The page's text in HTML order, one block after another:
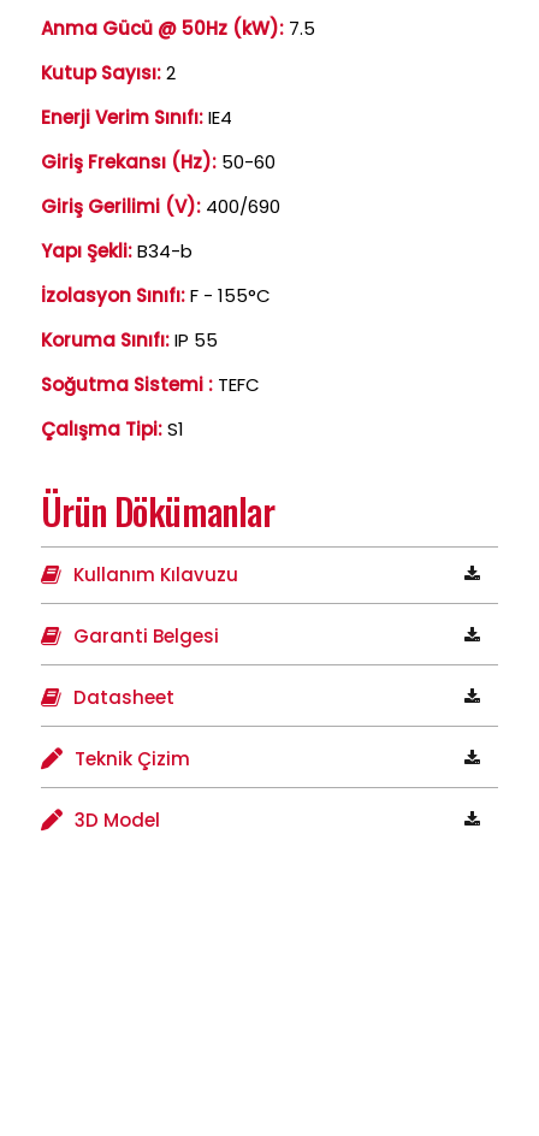
Anma Gücü @ 50Hz (kW): 7.5
Kutup Sayısı:2
Enerji Verim Sınıfı:IE4
Giriş Frekansı (Hz): 50-60
Giriş Gerilimi (V): 400/690
Yapı Şekli:B34-b
İzolasyon Sınıfı:F - 155°C
Koruma Sınıfı:IP 55
Soğutma Sistemi : TEFC
Çalışma Tipi:S1
Ürün Dökümanlar
Kullanım Kılavuzu
Garanti Belgesi
Datasheet
Teknik Çizim
3D Model